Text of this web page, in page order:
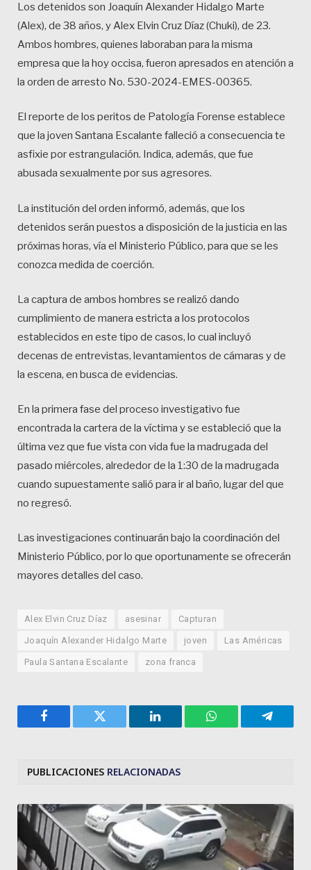
Los detenidos son Joaquín Alexander Hidalgo Marte
(Alex), de 38 años, y Alex Elvin Cruz Díaz (Chuki), de 23.
Ambos hombres, quienes laboraban para la misma
empresa que la hoy occisa, fueron apresados en atención a
la orden de arresto No. 530-2024-EMES-00365.
El reporte de los peritos de Patología Forense establece
que la joven Santana Escalante falleció a consecuencia te
asfixie por estrangulación. Indica, además, que fue
abusada sexualmente por sus agresores.
La institución del orden informó, además, que los
detenidos serán puestos a disposición de la justicia en las
próximas horas, vía el Ministerio Público, para que se les
conozca medida de coerción.
La captura de ambos hombres se realizó dando
cumplimiento de manera estricta a los protocolos
establecidos en este tipo de casos, lo cual incluyó
decenas de entrevistas, levantamientos de cámaras y de
la escena, en busca de evidencias.
En la primera fase del proceso investigativo fue
encontrada la cartera de la víctima y se estableció que la
última vez que fue vista con vida fue la madrugada del
pasado miércoles, alrededor de la 1:30 de la madrugada
cuando supuestamente salió para ir al baño, lugar del que
no regresó.
Las investigaciones continuarán bajo la coordinación del
Ministerio Público, por lo que oportunamente se ofrecerán
mayores detalles del caso.
Alex Elvin Cruz Díaz asesinar Capturan
Joaquín Alexander Hidalgo Marte joven Las Américas
Paula Santana Escalante zona franca
Facebook Twitter LinkedIn WhatsApp
PUBLICACIONES RELACIONADAS